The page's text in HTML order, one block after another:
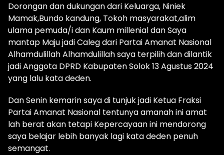
Dorongan dan dukungan dari Keluarga, Niniek
Mamak,Bundo kandung, Tokoh masyarakat,alim
ulama pemuda/i dan Kaum millenial dan Saya
mantap Maju jadi Caleg dari Partai Amanat Nasional
Alhamdulillah Alhamdulillah saya terpilih dan dilantik
jadi Anggota DPRD Kabupaten Solok 13 Agustus 2024
yang lalu kata deden.
Dan Senin kemarin saya di tunjuk jadi Ketua Fraksi
Partai Amanat Nasional tentunya amanah ini amat
lah berat akan tetapi Kepercayaan ini mendorong
saya belajar lebih banyak lagi kata deden penuh
semangat.